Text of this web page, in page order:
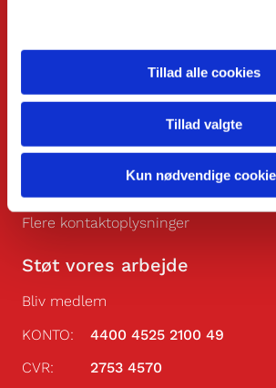
Tillad alle cookies
Tillad valgte
Kun nødvendige
DK-2000 Frederiksberg
Man.-fre.: 10.00-14.00
kontor@dendanskekirke.dk
Flere kontaktoplysninger
Støt vores arbejde
Bliv medlem
KONTO:
4400 4525 2100 49
CVR: 2753 4570